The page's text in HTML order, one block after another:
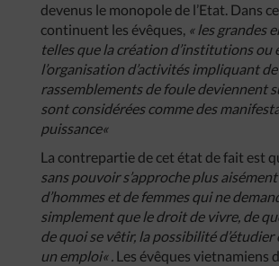
devenus le monopole de l’Etat. Dans
continuent les évêques, « les grandes
tellesque lacréation d’institutionsou
l’organisation d’activités impliquantde
rassemblementsde fouledeviennent
sontconsidéréescommedes
puissance«
La contrepartie de cet état de fait est
sanspouvoirs’approcheplusaisément
d’hommesetde femmesquine
simplementque ledroitde vivre, de
dequoise vêtir, lapossibilitéd’étudier
un emploi« . Les évêques vietnamiens